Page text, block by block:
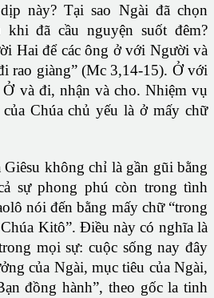
này? Tại sao Ngài đã chọn
đã cầu nguyện suốt đêm?
Hai để các ông ở với Người và
rao giàng” (Mc 3,14-15). Ở với
và đi, nhận và cho. Nhiệm vụ
Chúa chủ yếu là ở mấy chữ
không chỉ là gần gũi bằng
sự phong phú còn trong tình
nói đến bằng mấy chữ “trong
Kitô”. Điều này có nghĩa là
mọi sự: cuộc sống nay đây
của Ngài, mục tiêu của Ngài,
đồng hành”, theo gốc la tinh